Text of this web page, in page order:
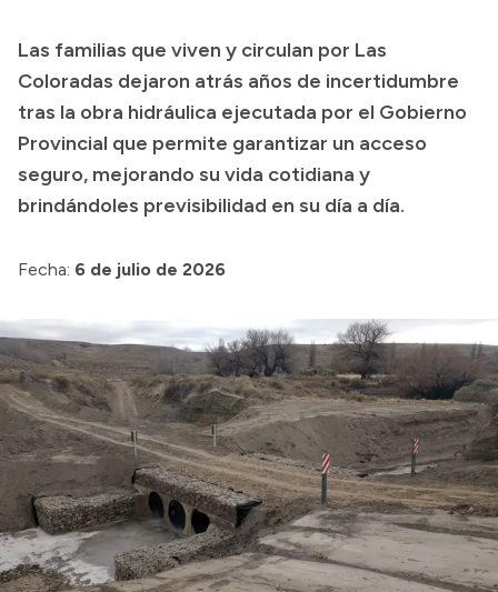
Transparencia
Presupuesto
Boletín Oficial
Compras y licitaciones
Consulta de expedientes
Convocatorias
Intranet
Login
Las familias que viven y circulan por Las
Coloradas dejaron atrás años de incertidumbre
tras la obra hidráulica ejecutada por el Gobierno
Provincial que permite garantizar un acceso
seguro, mejorando su vida cotidiana y
brindándoles previsibilidad en su día a día.
Fecha: 6 de julio de 2026